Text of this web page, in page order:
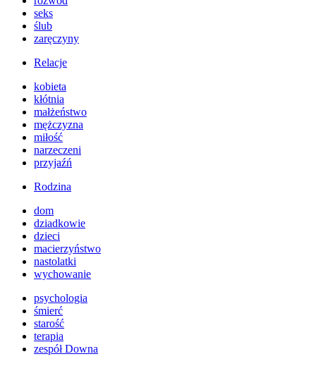
seks
ślub
zaręczyny
Relacje
kobieta
kłótnia
małżeństwo
mężczyzna
miłość
narzeczeni
przyjaźń
Rodzina
dom
dziadkowie
dzieci
macierzyństwo
nastolatki
wychowanie
psychologia
śmierć
starość
terapia
zespół Downa